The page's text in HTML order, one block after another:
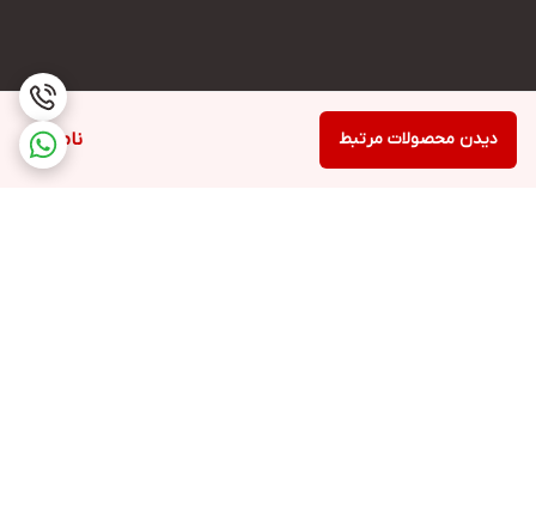
ناموجود دیدن محصولات مرتبط